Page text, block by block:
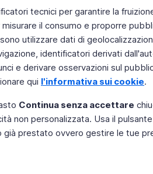
tecnici per garantire la
il consumo e proporre
utilizzare dati di
identificatori derivati
e derivare osservazioni sul
qui l'informativa sui cookie.
Continua senza accettare
non personalizzata. Usa il
già prestato ovvero gestire le tue